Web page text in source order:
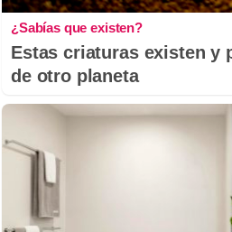
¿Sabías que existen?
Estas criaturas existen y
de otro planeta